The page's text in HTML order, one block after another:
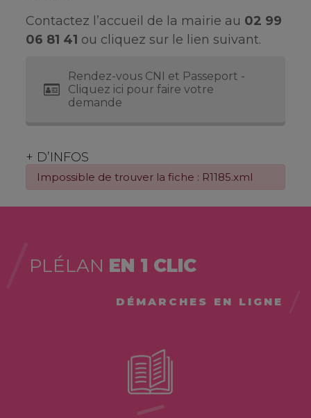
Contactez l’accueil de la mairie au 02 99
06 81 41 ou cliquez sur le lien suivant.
Rendez-vous CNI et Passeport -
Cliquez ici pour faire votre
demande
+ D’INFOS
Impossible de trouver la fiche : R1185.xml
PLÉLAN EN 1 CLIC
DÉMARCHES EN LIGNE